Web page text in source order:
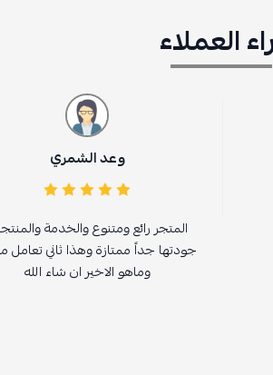
العملاء
وعد الشمري
المتجر رائع ومتنوع والخدمة
جودتها جداً ممتازة وهذا ثاني تعامل
وماهو الاخير ان شاء الله